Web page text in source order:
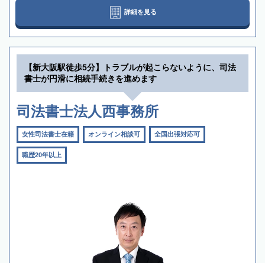
詳細を見る
【新大阪駅徒歩5分】トラブルが起こらないように、司法
書士が円滑に相続手続きを進めます
司法書士法人西事務所
女性司法書士在籍 オンライン相談可 全国出張対応可
職歴20年以上